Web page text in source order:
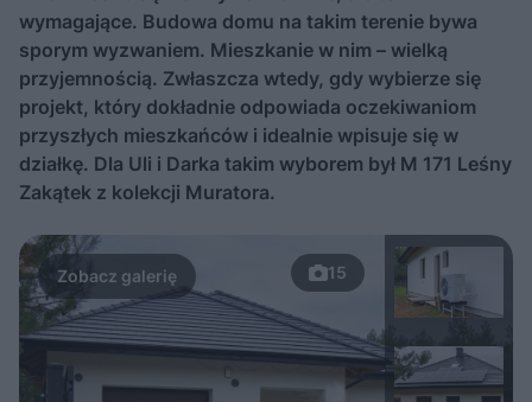
wymagające. Budowa domu na takim terenie bywa
sporym wyzwaniem. Mieszkanie w nim – wielką
przyjemnością. Zwłaszcza wtedy, gdy wybierze się
projekt, który dokładnie odpowiada oczekiwaniom
przyszłych mieszkańców i idealnie wpisuje się w
działkę. Dla Uli i Darka takim wyborem był M 171 Leśny
Zakątek z kolekcji Muratora.
15